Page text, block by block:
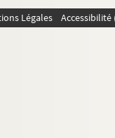
Légales